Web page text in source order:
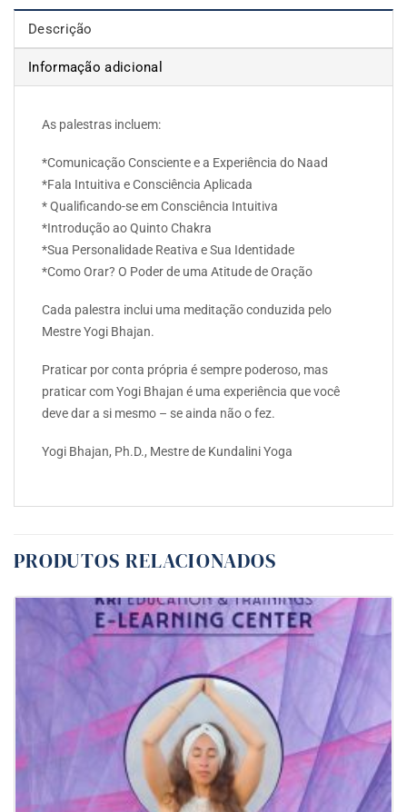
Descrição
Informação adicional
As palestras incluem:
*Comunicação Consciente e a Experiência do Naad
*Fala Intuitiva e Consciência Aplicada
* Qualificando-se em Consciência Intuitiva
*Introdução ao Quinto Chakra
*Sua Personalidade Reativa e Sua Identidade
*Como Orar? O Poder de uma Atitude de Oração
Cada palestra inclui uma meditação conduzida pelo
Mestre Yogi Bhajan.
Praticar por conta própria é sempre poderoso, mas
praticar com Yogi Bhajan é uma experiência que você
deve dar a si mesmo – se ainda não o fez.
Yogi Bhajan, Ph.D., Mestre de Kundalini Yoga
PRODUTOS RELACIONADOS